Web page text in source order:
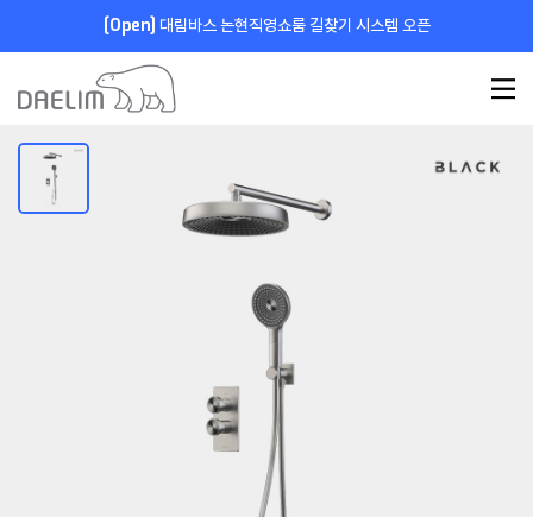
[Open] 대림바스 논현직영쇼룸 길찾기 시스템 오픈